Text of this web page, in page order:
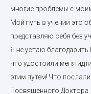
многие проблемы с
Мой путь в учении это
представляю себя без
Я не устаю
что удостоили меня идти
этим путем! Что
Посвященного Доктора